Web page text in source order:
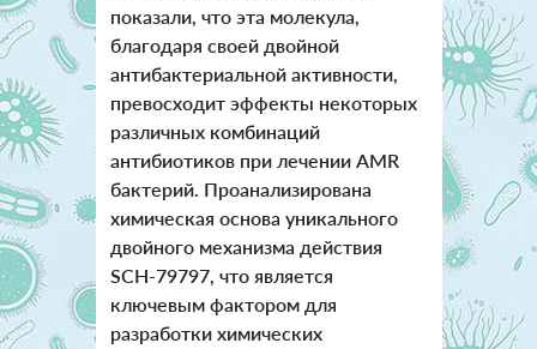
показали, что эта молекула,
благодаря своей двойной
антибактериальной активности,
превосходит эффекты некоторых
различных комбинаций
антибиотиков при лечении AMR
бактерий. Проанализирована
химическая основа уникального
двойного механизма действия
SCH-79797, что является
ключевым фактором для
разработки химических